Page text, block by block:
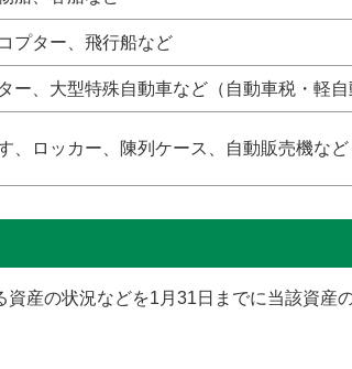
プター、飛行船など
ー、大型特殊自動車など（自動車税・軽
、ロッカー、陳列ケース、自動販売機など
産の状況などを1月31日までに当該資産